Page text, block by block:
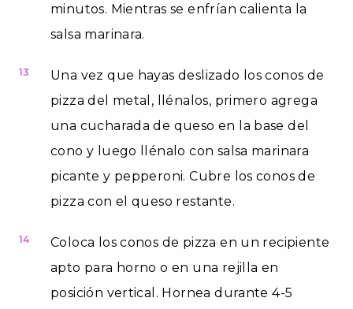
minutos. Mientras se enfrían calienta la
salsa marinara.
13
Una vez que hayas deslizado los conos de
pizza del metal, llénalos, primero agrega
una cucharada de queso en la base del
cono y luego llénalo con salsa marinara
picante y pepperoni. Cubre los conos de
pizza con el queso restante.
14
Coloca los conos de pizza en un recipiente
apto para horno o en una rejilla en
posición vertical. Hornea durante 4-5